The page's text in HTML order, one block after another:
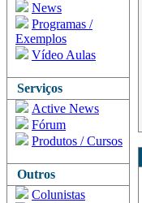
News
Programas /
Exemplos
Vídeo Aulas
Serviços
Active News
Fórum
Produtos / Cursos
Outros
Colunistas